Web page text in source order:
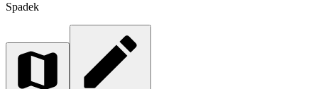
Spadek